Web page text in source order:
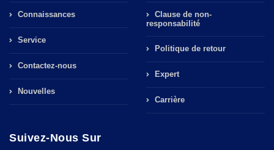
Connaissances
Service
Contactez-nous
Nouvelles
Clause de non-
responsabilité
Politique de retour
Expert
Carrière
Suivez-Nous Sur